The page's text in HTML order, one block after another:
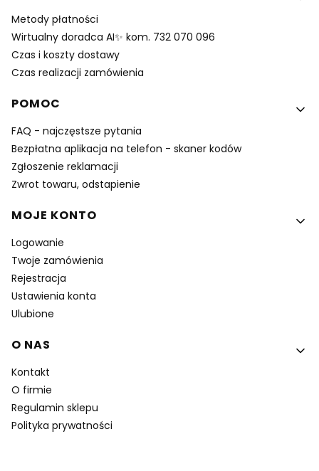
Metody płatności
Wirtualny doradca AI✨ kom. 732 070 096
Czas i koszty dostawy
Czas realizacji zamówienia
POMOC
FAQ - najczęstsze pytania
Bezpłatna aplikacja na telefon - skaner kodów
Zgłoszenie reklamacji
Zwrot towaru, odstapienie
MOJE KONTO
Logowanie
Twoje zamówienia
Rejestracja
Ustawienia konta
Ulubione
O NAS
Kontakt
O firmie
Regulamin sklepu
Polityka prywatności